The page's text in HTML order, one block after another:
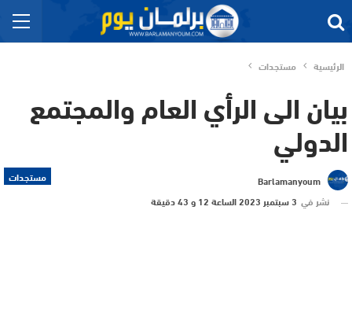
الرئيسية مستجدات
بيان الى الرأي العام والمجتمع
الدولي
مستجدات
Barlamanyoum
نشر في 3 سبتمبر 2023 الساعة 12 و 43 دقيقة